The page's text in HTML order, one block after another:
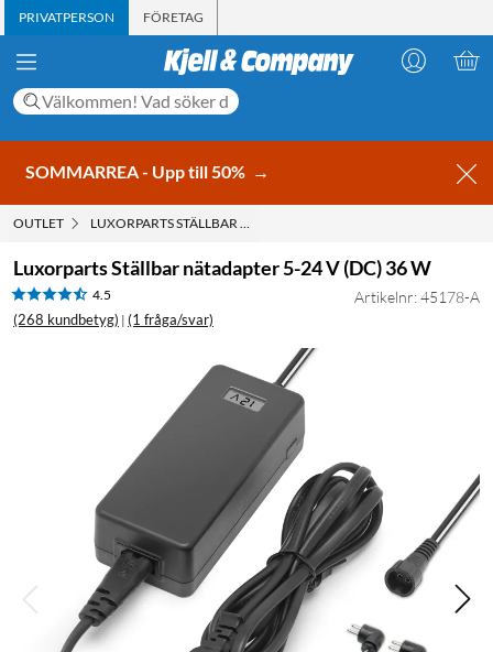
PRIVATPERSON FÖRETAG
SOMMARREA - Upp till 50% →
OUTLET LUXORPARTS STÄLLBAR NÄTADAPTER 5-24 V (DC) 36 W
Luxorparts Ställbar nätadapter 5-24 V (DC) 36 W
4.5
(268 kundbetyg) | (1 fråga/svar)
Artikelnr: 45178-A